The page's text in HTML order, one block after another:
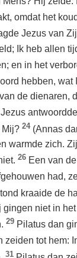
omdat het
Jezus van
Ik heb allen
en in het
hebben,
de dienaren,
Jezus
Mij? 24 (Annas
warmde zich.
26 Een van
had,
kraaide de
gingen niet in
29 Pilatus dan
zeiden tot hem:
31